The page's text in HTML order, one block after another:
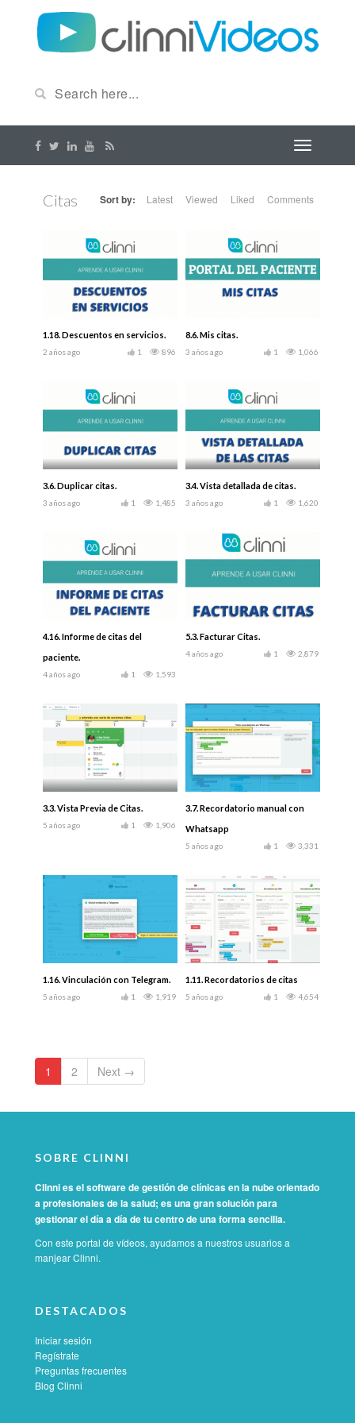
Citas Sort by: Latest Viewed Liked Comments
1.18. Descuentos en servicios.
2 años ago 896
1
8.6. Mis citas.
3 años ago 1,066
1
3.6. Duplicar citas.
3 años ago 1,485
1
3.4. Vista detallada de citas.
3 años ago 1,620
1
4.16. Informe de citas del
paciente.
4 años ago 1,593
1
5.3. Facturar Citas.
4 años ago 2,879
1
3.3. Vista Previa de Citas.
5 años ago 1,906
1
3.7. Recordatorio manual con
Whatsapp
5 años ago 3,331
1
1.16. Vinculación con Telegram.
5 años ago 1,919
1
1.11. Recordatorios de citas
5 años ago 4,654
1
1 2 Next →
SOBRE CLINNI
Clinni es el software de gestión de clínicas en la nube orientado
a profesionales de la salud; es una gran solución para
gestionar el día a día de tu centro de una forma sencilla.
Con este portal de vídeos, ayudamos a nuestros usuarios a
manjear Clinni.
DESTACADOS
Iniciar sesión
Regístrate
Preguntas frecuentes
Blog Clinni